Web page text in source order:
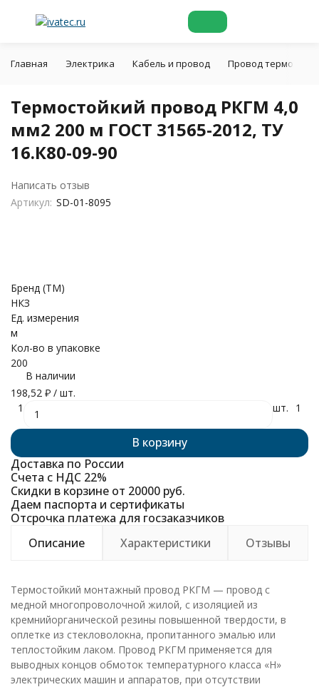
Главная Электрика Кабель и провод Провод
Термостойкий провод РКГМ 4,0
мм2 200 м ГОСТ 31565-2012, ТУ
16.К80-09-90
Написать отзыв
Артикул: SD-01-8095
Бренд (ТМ)
НКЗ
Ед. измерения
м
Кол-во в упаковке
200
В наличии
198,52 ₽ / шт.
1
шт. 1
В корзину
Доставка по России
Счета с НДС 22%
Скидки в корзине от 20000 руб.
Даем паспорта и сертификаты
Отсрочка платежа для госзаказчиков
Описание
Характеристики Отзывы
Термостойкий монтажный провод РКГМ — провод с
медной многопроволочной жилой, с изоляцией из
кремнийорганической резины повышенной твердости, в
оплетке из стекловолокна, пропитанного эмалью или
теплостойким лаком. Провод РКГМ применяется для
выводных концов обмоток температурного класса «Н»
электрических машин и аппаратов, при отсутствии